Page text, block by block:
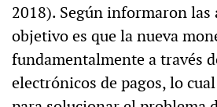
2018). Según informaron las
objetivo es que la nueva
fundamentalmente a través
electrónicos de pagos, lo